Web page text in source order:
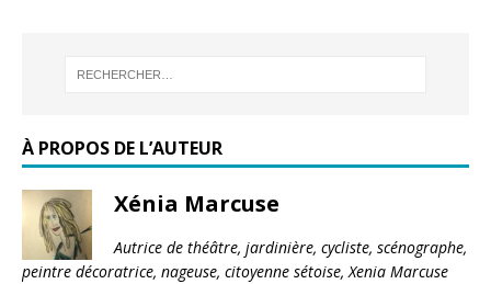
À PROPOS DE L’AUTEUR
Xénia Marcuse
Autrice de théâtre, jardinière, cycliste, scénographe,
peintre décoratrice, nageuse, citoyenne sétoise, Xenia Marcuse